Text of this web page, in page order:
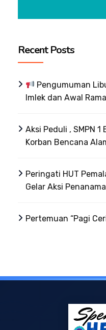
Recent Posts
Pengumuman
Imlek dan Awal
Aksi Peduli , SMPN
Korban Bencana
Peringati HUT
Gelar Aksi
Pertemuan “Pagi